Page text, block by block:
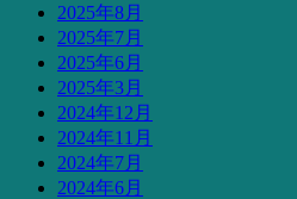
2025年8月
2025年7月
2025年6月
2025年3月
2024年12月
2024年11月
2024年7月
2024年6月